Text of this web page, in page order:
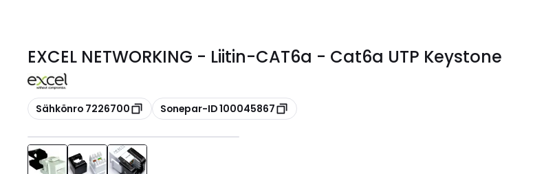
EXCEL NETWORKING - Liitin-CAT6a - Cat6a UTP Keystone
Kopioi
Sähkönro 7226700 Kopioi
Sonepar-ID 100045867